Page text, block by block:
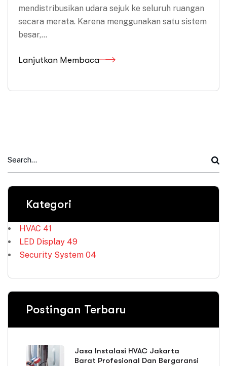
mendistribusikan udara sejuk ke seluruh ruangan
secara merata. Karena menggunakan satu sistem
besar,…
Lanjutkan Membaca
Kategori
HVAC 41
LED Display 49
Security System 04
Postingan Terbaru
Jasa Instalasi HVAC Jakarta
Barat Profesional Dan Bergaransi